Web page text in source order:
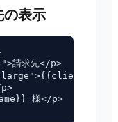
の表示
請求先</p>
様</p>